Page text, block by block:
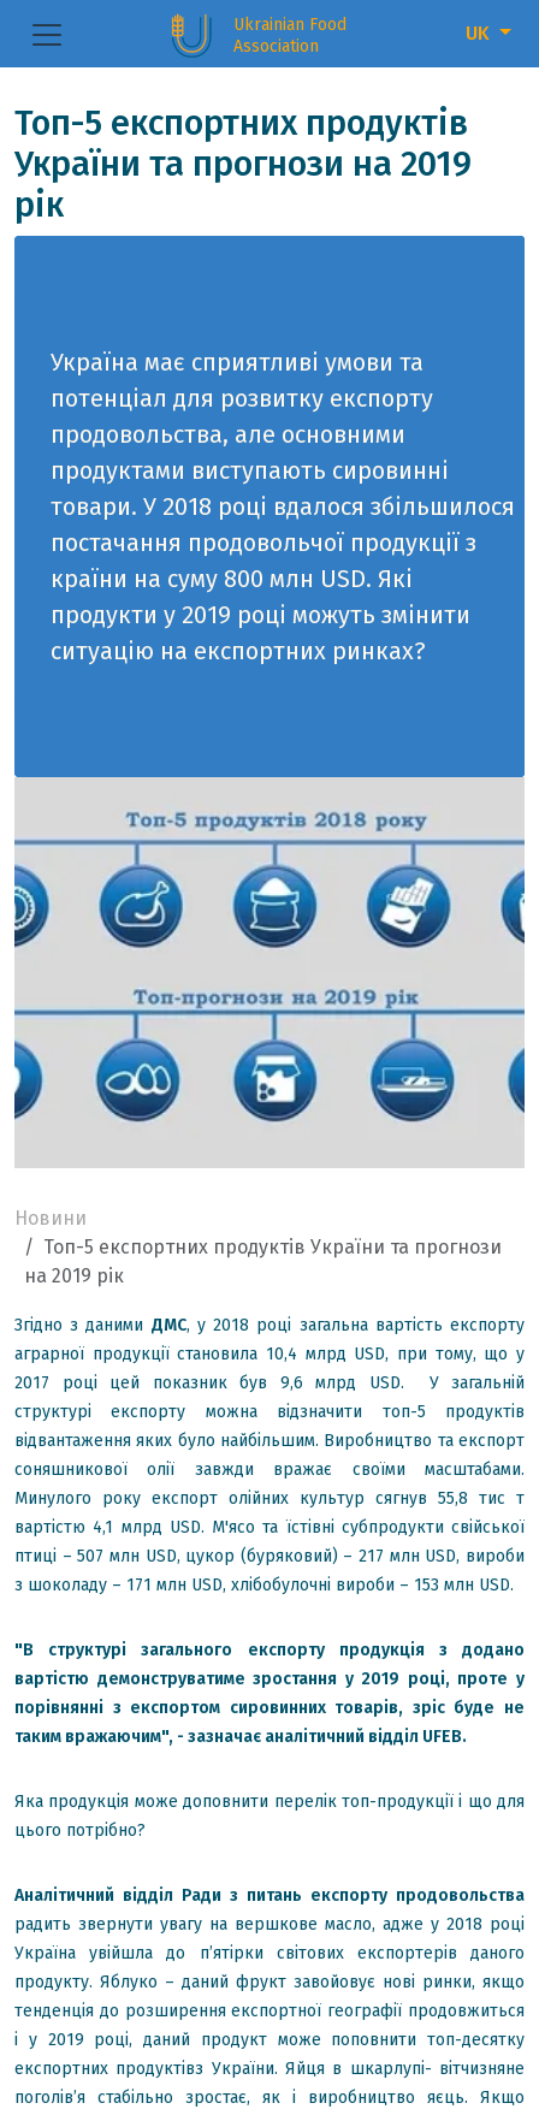
Ukrainian Food
Association
UK
Топ-5 експортних продуктів
України та прогнози на 2019
рік
Україна має сприятливі умови та
потенціал для розвитку експорту
продовольства, але основними
продуктами виступають сировинні
товари. У 2018 році вдалося збільшилося
постачання продовольчої продукції з
країни на суму 800 млн USD. Які
продукти у 2019 році можуть змінити
ситуацію на експортних ринках?
Новини
Топ-5 експортних продуктів України та прогнози
на 2019 рік
Згідно з даними ДМС, у 2018 році загальна вартість експорту
аграрної продукції становила 10,4 млрд USD, при тому, що у
2017 році цей показник був 9,6 млрд USD. У загальній
структурі експорту можна відзначити топ-5 продуктів
відвантаження яких було найбільшим. Виробництво та експорт
соняшникової олії завжди вражає своїми масштабами.
Минулого року експорт олійних культур сягнув 55,8 тис т
вартістю 4,1 млрд USD. М'ясо та їстівні субпродукти свійської
птиці – 507 млн USD, цукор (буряковий) – 217 млн USD, вироби
з шоколаду – 171 млн USD, хлібобулочні вироби – 153 млн USD.
"В структурі загального експорту продукція з додано
вартістю демонструватиме зростання у 2019 році, проте у
порівнянні з експортом сировинних товарів, зріс буде не
таким вражаючим", - зазначає аналітичний відділ UFEB.
Яка продукція може доповнити перелік топ-продукції і що для
цього потрібно?
Аналітичний відділ Ради з питань експорту продовольства
радить звернути увагу на вершкове масло, адже у 2018 році
Україна увійшла до п’ятірки світових експортерів даного
продукту. Яблуко – даний фрукт завойовує нові ринки, якщо
тенденція до розширення експортної географії продовжиться
і у 2019 році, даний продукт може поповнити топ-десятку
експортних продуктівз України. Яйця в шкарлупі- вітчизняне
поголів’я стабільно зростає, як і виробництво яєць. Якщо